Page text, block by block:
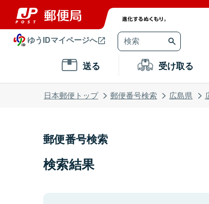
ゆうIDマイページへ
送る 受け取る
日本郵便トップ 郵便番号検索 広島県
郵便番号検索
検索結果